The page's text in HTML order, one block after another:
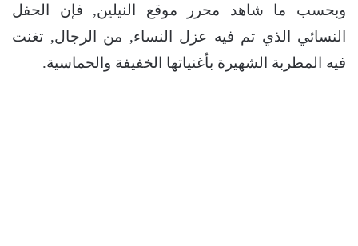
وبحسب ما شاهد محرر موقع النيلين, فإن الحفل
النسائي الذي تم فيه عزل النساء, من الرجال, تغنت
فيه المطربة الشهيرة بأغنياتها الخفيفة والحماسية.